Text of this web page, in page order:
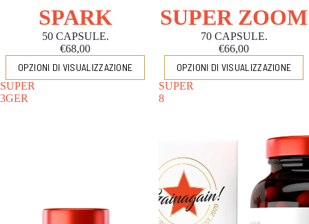
SPARK
50 CAPSULE.
€68,00
OPZIONI DI VISUALIZZAZIONE
SUPER ZOOM
70 CAPSULE.
€66,00
OPZIONI DI VISUALIZZAZIONE
SUPER
3GER
SUPER
8